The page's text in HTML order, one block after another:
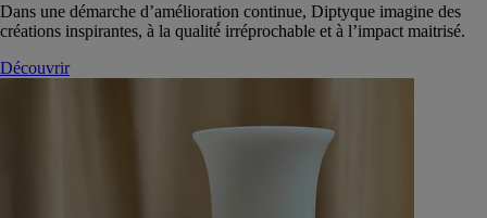
Dans une démarche d’amélioration continue, Diptyque imagine des
créations inspirantes, à la qualité́ irréprochable et à l’impact maitrisé.
Découvrir